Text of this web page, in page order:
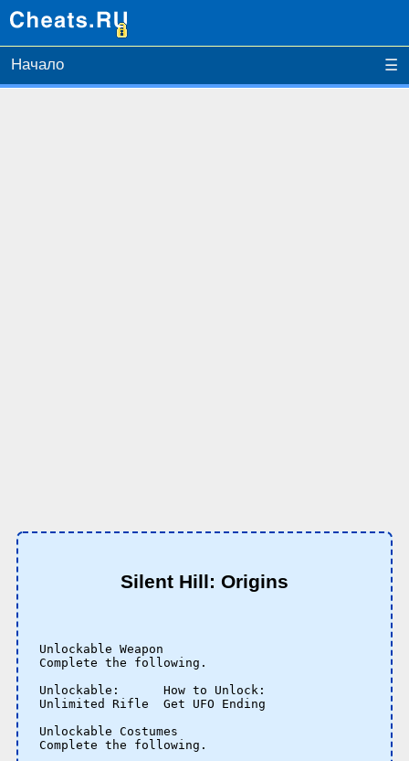
Начало ☰
Silent Hill: Origins
Unlockable Weapon
Complete the following.
Unlockable:      How to Unlock:
Unlimited Rifle  Get UFO Ending
Unlockable Costumes
Complete the following.